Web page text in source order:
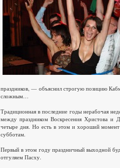
праздников, — объяснил строгую позицию
сложным…
Традиционная в последние годы нерабочая
между праздником Воскресения Христова и
четыре дня. Но есть в этом и хороший
субботам.
Первый в этом году праздничный выходной
отгуляем Пасху.